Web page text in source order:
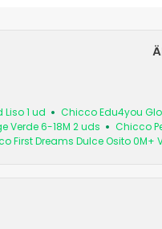
1 ud Chicco Edu4you
Verde 6-18M 2 uds
Chicco
First Dreams Dulce Osito 0M+